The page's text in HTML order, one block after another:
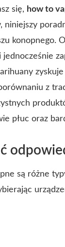
się, how to
niniejszy
konopnego.
jednocześnie
z
płuc oraz
są różne